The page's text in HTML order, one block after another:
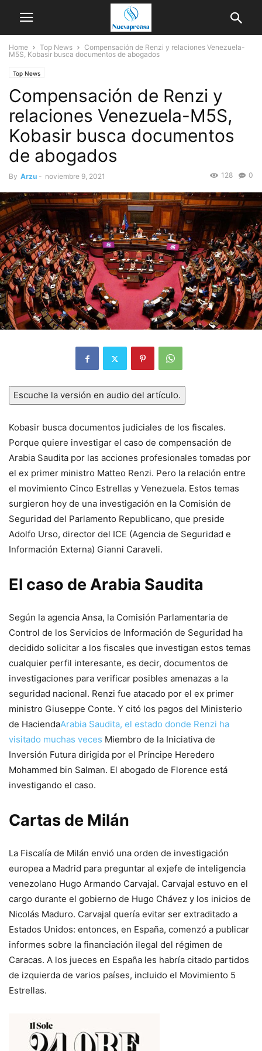
Home Top News
Compensación de Renzi y relaciones Venezuela-
M5S, Kobasir busca documentos de abogados
Top News
Compensación de Renzi y
relaciones Venezuela-M5S,
Kobasir busca documentos
de abogados
By Arzu - noviembre 9, 2021 0
128
Escuche la versión en audio del artículo.
Kobasir busca documentos judiciales de los fiscales.
Porque quiere investigar el caso de compensación de
Arabia Saudita por las acciones profesionales tomadas por
el ex primer ministro Matteo Renzi. Pero la relación entre
el movimiento Cinco Estrellas y Venezuela. Estos temas
surgieron hoy de una investigación en la Comisión de
Seguridad del Parlamento Republicano, que preside
Adolfo Urso, director del ICE (Agencia de Seguridad e
Información Externa) Gianni Caraveli.
El caso de Arabia Saudita
Según la agencia Ansa, la Comisión Parlamentaria de
Control de los Servicios de Información de Seguridad ha
decidido solicitar a los fiscales que investigan estos temas
cualquier perfil interesante, es decir, documentos de
investigaciones para verificar posibles amenazas a la
seguridad nacional. Renzi fue atacado por el ex primer
ministro Giuseppe Conte. Y citó los pagos del Ministerio
de HaciendaArabia Saudita, el estado donde Renzi ha
visitado muchas veces Miembro de la Iniciativa de
Inversión Futura dirigida por el Príncipe Heredero
Mohammed bin Salman. El abogado de Florence está
investigando el caso.
Cartas de Milán
La Fiscalía de Milán envió una orden de investigación
europea a Madrid para preguntar al exjefe de inteligencia
venezolano Hugo Armando Carvajal. Carvajal estuvo en el
cargo durante el gobierno de Hugo Chávez y los inicios de
Nicolás Maduro. Carvajal quería evitar ser extraditado a
Estados Unidos: entonces, en España, comenzó a publicar
informes sobre la financiación ilegal del régimen de
Caracas. A los jueces en España les habría citado partidos
de izquierda de varios países, incluido el Movimiento 5
Estrellas.